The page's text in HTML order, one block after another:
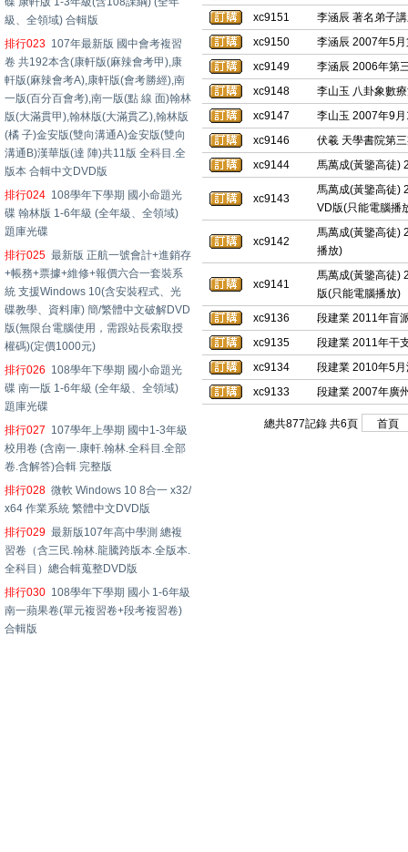
級、全領域) 合輯版
排行023 107年最新版 國中會考複習
卷 共192本含(康軒版(麻辣會考甲),康
軒版(麻辣會考A),康軒版(會考勝經),南
一版(百分百會考),南一版(點 線 面)翰林
版(大滿貫甲),翰林版(大滿貫乙),翰林版
(橘 子)金安版(雙向溝通A)金安版(雙向
溝通B)漢華版(達 陣)共11版 全科目.全
版本 合輯中文DVD版
排行024 108學年下學期 國小命題光
碟 翰林版 1-6年級 (全年級、全領域)
題庫光碟
排行025 最新版 正航一號會計+進銷存
+帳務+票據+維修+報價六合一套裝系
統 支援Windows 10(含安裝程式、光
碟教學、資料庫) 簡/繁體中文破解DVD
版(無限台電腦使用，需跟站長索取授
權碼)(定價1000元)
排行026 108學年下學期 國小命題光
碟 南一版 1-6年級 (全年級、全領域)
題庫光碟
排行027 107學年上學期 國中1-3年級
校用卷 (含南一.康軒.翰林.全科目.全部
卷.含解答)合輯 完整版
排行028 微軟 Windows 10 8合一 x32/
x64 作業系統 繁體中文DVD版
排行029 最新版107年高中學測 總複
習卷（含三民.翰林.龍騰跨版本.全版本.
全科目）總合輯蒐整DVD版
排行030 108學年下學期 國小 1-6年級
南一蘋果卷(單元複習卷+段考複習卷)
合輯版
xc9151
李涵辰 著名弟子
xc9150
李涵辰 2007年5
xc9149
李涵辰 2006年第
xc9148
李山玉 八卦象數
xc9147
李山玉 2007年9
xc9146
伏羲 天學書院第
xc9144
馬萬成(黃鑒高徒)
xc9143
馬萬成(黃鑒高徒)
VD版(只能電腦播
xc9142
馬萬成(黃鑒高徒)
播放)
xc9141
馬萬成(黃鑒高徒)
版(只能電腦播放)
xc9136
段建業 2011年盲
xc9135
段建業 2011年干
xc9134
段建業 2010年5
xc9133
段建業 2007年廣
總共877記錄 共6頁